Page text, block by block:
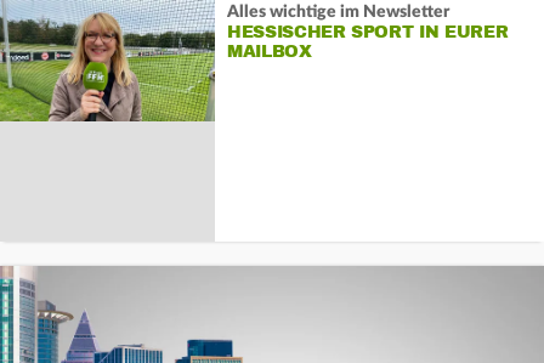
Alles wichtige im Newsletter
HESSISCHER SPORT IN EURER
MAILBOX